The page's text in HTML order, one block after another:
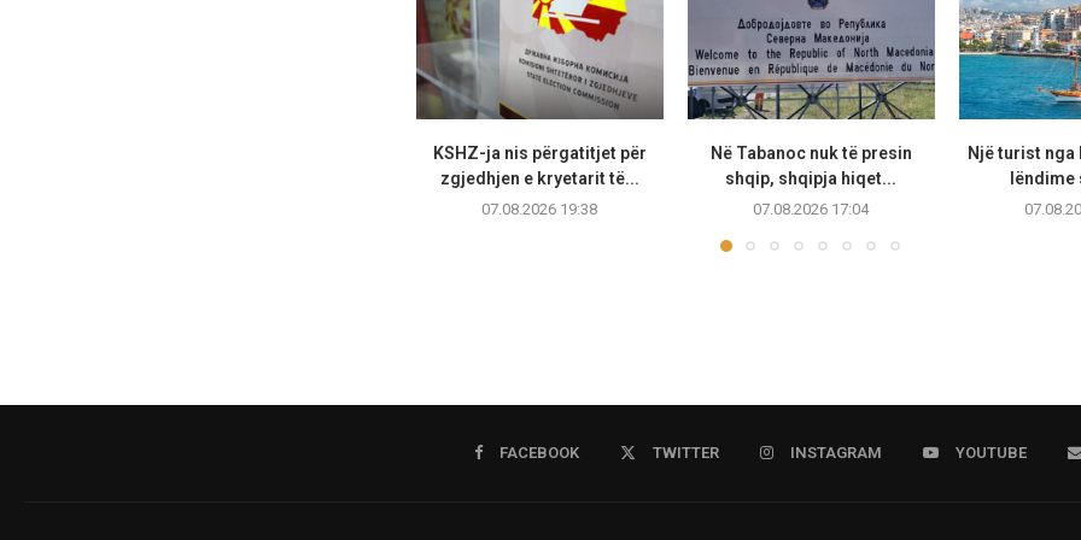
KSHZ-ja nis përgatitjet për
zgjedhjen e kryetarit të...
07.08.2026 19:38
Në Tabanoc nuk të presin
shqip, shqipja hiqet...
07.08.2026 17:04
Një turist nga
FACEBOOK TWITTER INSTAGRAM YOUTUBE